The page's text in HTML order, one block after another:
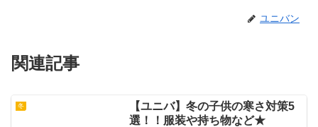
ユニバン
関連記事
冬
【ユニバ】冬の子供の寒さ対策5
選！！服装や持ち物など★